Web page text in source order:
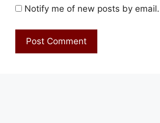
Notify me of new posts by email.